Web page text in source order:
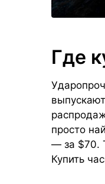
Где
просто
— за $70.
Купить